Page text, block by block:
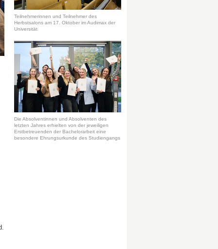
Teilnehmerinnen und Teilnehmer des
Herbstsalons am 17. Oktober im Audimax der
Universität
Die Absolventinnen und Absolventen des
letzten Jahres erhielten von der jeweiligen
Erstbetreuenden der Bachelorarbeit eine
besondere Ehrungsurkunde des Studiengangs